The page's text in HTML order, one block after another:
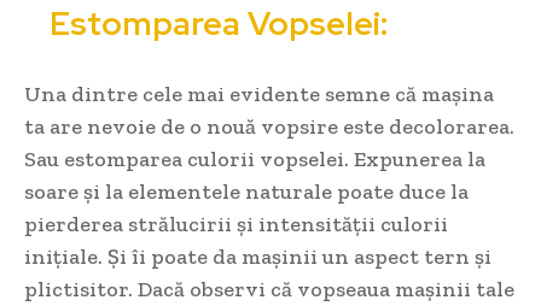
Estomparea Vopselei:
Una dintre cele mai evidente semne că mașina
ta are nevoie de o nouă vopsire este decolorarea.
Sau estomparea culorii vopselei. Expunerea la
soare și la elementele naturale poate duce la
pierderea strălucirii și intensității culorii
inițiale. Și îi poate da mașinii un aspect tern și
plictisitor. Dacă observi că vopseaua mașinii tale